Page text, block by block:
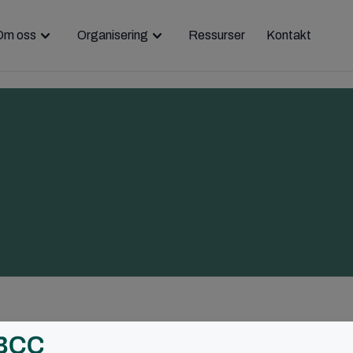
oss Organisering Ressurser Kontakt